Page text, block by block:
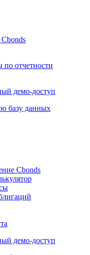
по отчетности
демо-доступ
базу данных
Cbonds
демо-доступ